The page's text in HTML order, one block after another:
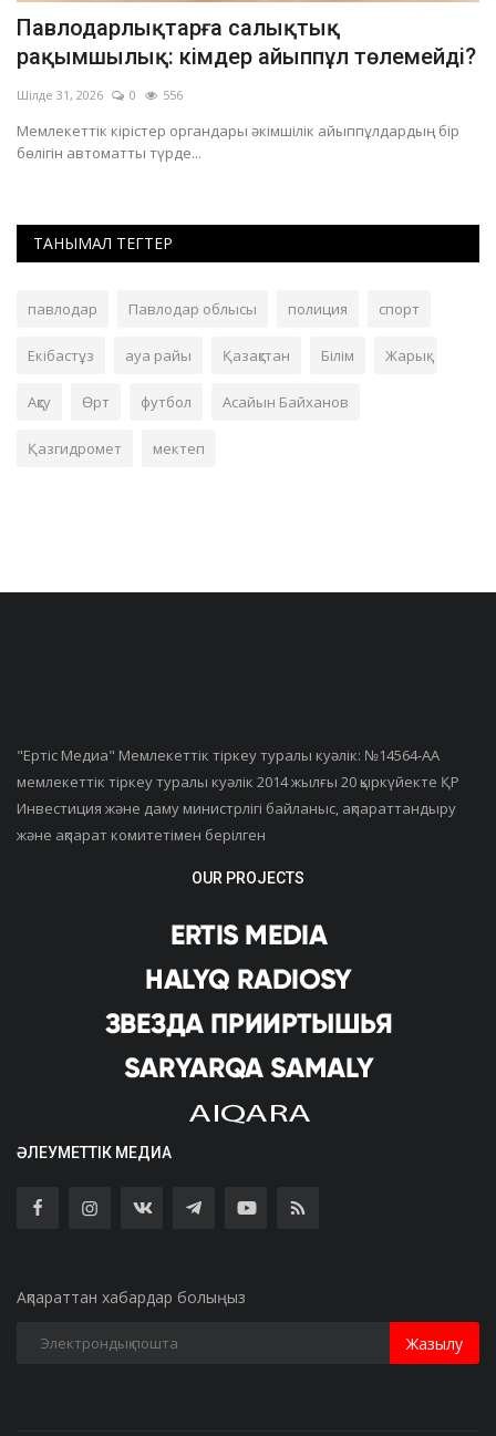
Павлодарлықтарға салықтық
рақымшылық: кімдер айыппұл төлемейді?
Шілде 31, 2026 0 556
Мемлекеттік кірістер органдары әкімшілік айыппұлдардың бір
бөлігін автоматты түрде...
ТАНЫМАЛ ТЕГТЕР
павлодар Павлодар облысы полиция спорт
Екібастұз ауа райы Қазақстан Білім Жарық
Ақсу Өрт футбол Асайын Байханов
Қазгидромет мектеп
"Ертiс Медиа" Мемлекеттік тіркеу туралы куәлік: №14564-АА
мемлекеттік тіркеу туралы куәлік 2014 жылғы 20 қыркүйекте ҚР
Инвестиция және даму министрлігі байланыс, ақпараттандыру
және ақпарат комитетімен берілген
OUR PROJECTS
ӘЛЕУМЕТТІК МЕДИА
Ақпараттан хабардар болыңыз
Жазылу